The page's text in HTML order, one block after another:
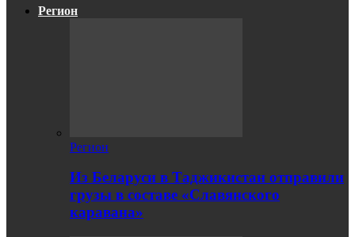
Регион
Регион
Из Беларуси в Таджикистан отправили
грузы в составе «Славянского
каравана»